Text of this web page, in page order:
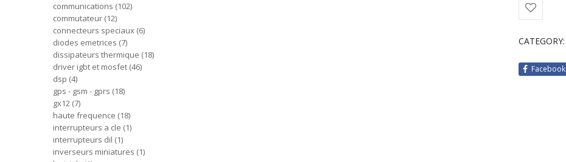
CATEGORY:
Facebook
communications 102
commutateur 12
connecteurs speciaux 6
diodes emetrices 7
dissipateurs thermique 18
driver igbt et mosfet 46
dsp 4
gps - gsm - gprs 18
gx12 7
haute frequence 18
interrupteurs a cle 1
interrupteurs dil 1
inverseurs miniatures 1